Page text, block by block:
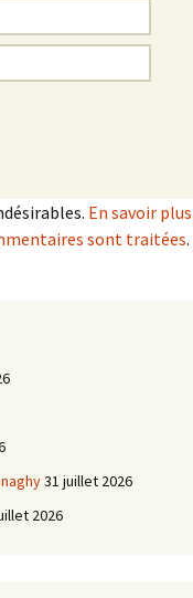
En savoir plus
sont traitées.
31 juillet 2026
2026